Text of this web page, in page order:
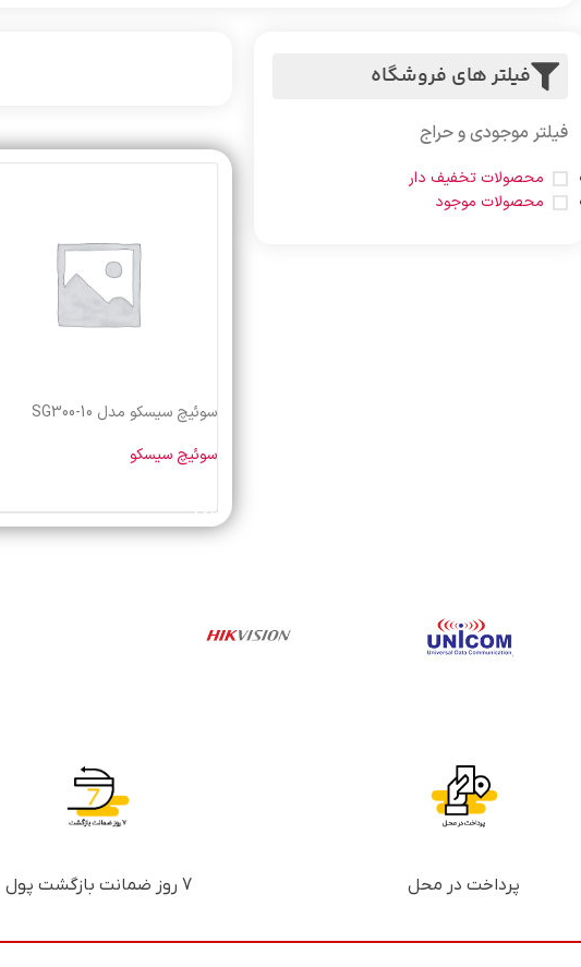
فیلتر های فروشگاه
فیلتر موجودی و حراج
محصولات تخفیف دار
محصولات موجود
سوئیچ سیسکو مدل SG300-10
سوئیچ سیسکو
پرداخت در محل 7 روز ضمانت بازگشت پول